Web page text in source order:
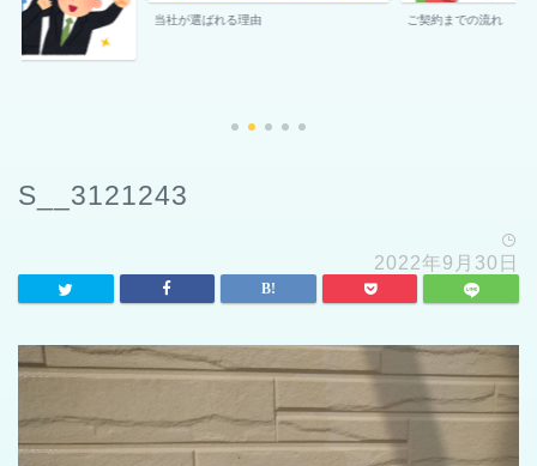
当社が選ばれる理由 ご契約までの流れ
S__3121243
2022年9月30日